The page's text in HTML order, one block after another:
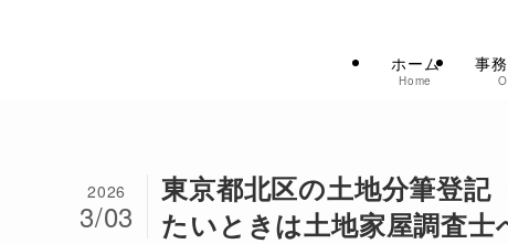
ホーム
Home
事
東京都北区の土地分筆登記
たいときは土地家屋調査士
2026
3/03